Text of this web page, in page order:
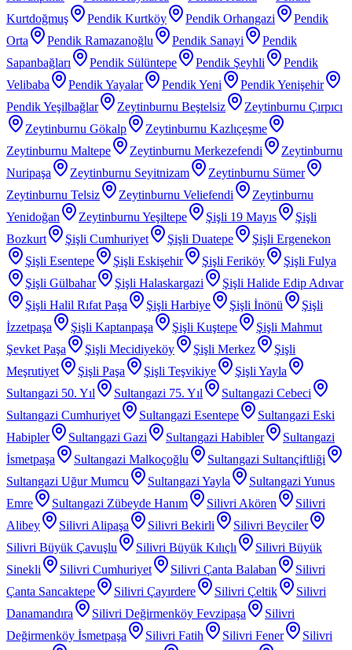
Kurtdoğmuş
Pendik Kurtköy Pendik Orhangazi
Pendik
Orta
Pendik Ramazanoğlu Pendik Sanayi
Pendik
Sapanbağları
Pendik Sülüntepe Pendik Şeyhli
Pendik
Velibaba
Pendik Yayalar Pendik Yeni
Pendik Yenişehir
Pendik Yeşilbağlar
Zeytinburnu Beştelsiz
Zeytinburnu Çırpıcı
Zeytinburnu Gökalp
Zeytinburnu Kazlıçeşme
Zeytinburnu Maltepe
Zeytinburnu Merkezefendi
Zeytinburnu
Nuripaşa
Zeytinburnu Seyitnizam
Zeytinburnu Sümer
Zeytinburnu Telsiz
Zeytinburnu Veliefendi
Zeytinburnu
Yenidoğan
Zeytinburnu Yeşiltepe Şişli 19 Mayıs
Şişli
Bozkurt
Şişli Cumhuriyet Şişli Duatepe
Şişli Ergenekon
Şişli Esentepe
Şişli Eskişehir Şişli Feriköy
Şişli Fulya
Şişli Gülbahar
Şişli Halaskargazi
Şişli Halide Edip Adıvar
Şişli Halil Rıfat Paşa
Şişli Harbiye Şişli İnönü
Şişli
İzzetpaşa
Şişli Kaptanpaşa Şişli Kuştepe
Şişli Mahmut
Şevket Paşa
Şişli Mecidiyeköy Şişli Merkez
Şişli
Meşrutiyet
Şişli Paşa Şişli Teşvikiye
Şişli Yayla
Sultangazi 50. Yıl
Sultangazi 75. Yıl
Sultangazi Cebeci
Sultangazi Cumhuriyet
Sultangazi Esentepe
Sultangazi Eski
Habipler
Sultangazi Gazi Sultangazi Habibler
Sultangazi
İsmetpaşa
Sultangazi Malkoçoğlu
Sultangazi Sultançiftliği
Sultangazi Uğur Mumcu
Sultangazi Yayla
Sultangazi Yunus
Emre
Sultangazi Zübeyde Hanım Silivri Akören
Silivri
Alibey
Silivri Alipaşa Silivri Bekirli
Silivri Beyciler
Silivri Büyük Çavuşlu
Silivri Büyük Kılıçlı
Silivri Büyük
Sinekli
Silivri Cumhuriyet Silivri Çanta Balaban
Silivri
Çanta Sancaktepe
Silivri Çayırdere Silivri Çeltik
Silivri
Danamandıra
Silivri Değirmenköy Fevzipaşa
Silivri
Değirmenköy İsmetpaşa
Silivri Fatih Silivri Fener
Silivri